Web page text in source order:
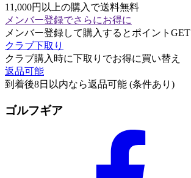
11,000円以上の購入で送料無料
メンバー登録でさらにお得に
メンバー登録して購入するとポイントGET
クラブ下取り
クラブ購入時に下取りでお得に買い替え
返品可能
到着後8日以内なら返品可能 (条件あり)
ゴルフギア